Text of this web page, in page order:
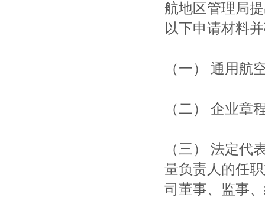
航地区管理局
以下申请材料
（一） 通用航
（二） 企业章
（三） 法定代
量负责人的任
司董事、监事